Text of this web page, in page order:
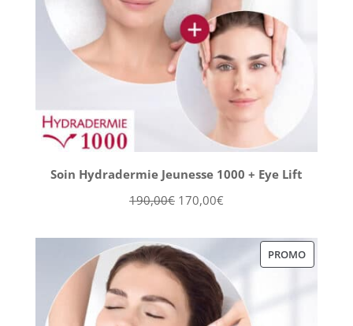
Soin Hydradermie Jeunesse 1000 + Eye Lift
190,00€ Le
initial
était :
190,00€.
170,00€Le
actuel
170,00€.
PROMOPRODUIT